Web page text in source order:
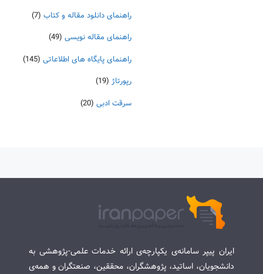
راهنمای دانلود مقاله و کتاب (7)
راهنمای مقاله نویسی (49)
راهنمای پایگاه های اطلاعاتی (145)
رپورتاژ (19)
سرقت ادبی (20)
ایران پیپر سامانه‌ی یکپارچه‌ی ارائه خدمات علمی-پژوهشی به
دانشجویان، اساتید، پژوهشگران، محققین، صنعتگران و همه‌ی